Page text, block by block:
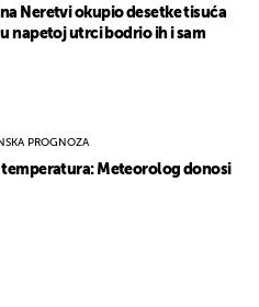
Neretvi okupio desetke tisuća
napetoj utrci bodrio ih i sam
PROGNOZA
temperatura: Meteorolog donosi